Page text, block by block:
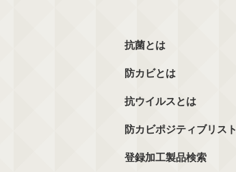
抗菌とは
防カビとは
抗ウイルスとは
防カビポジティブリスト
登録加工製品検索